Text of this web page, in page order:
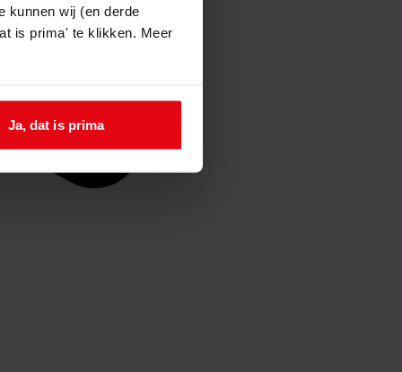
kunnen wij (en derde
is prima' te klikken. Meer
Ja, dat is prima